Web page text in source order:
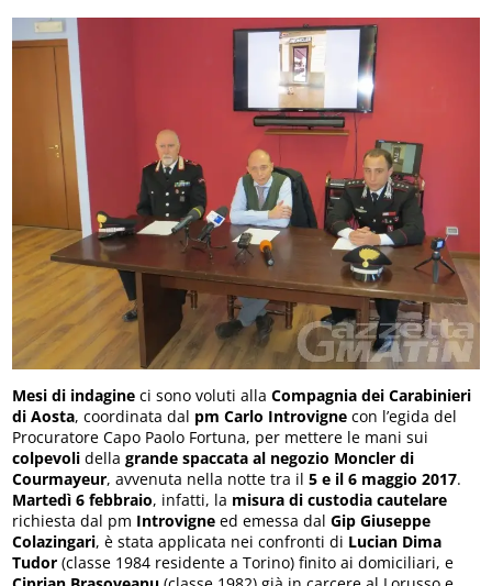
Mesi di indagine ci sono voluti allaCompagnia dei Carabinieri
di Aosta, coordinata dal pm Carlo Introvigne con l’egida del
Procuratore Capo Paolo Fortuna, per mettere le mani sui
colpevoli dellagrande spaccata al negozio Moncler di
Courmayeur, avvenuta nella notte tra il5 e il 6 maggio 2017.
Martedì 6 febbraio, infatti, la misura di custodia cautelare
richiesta dal pm Introvigne ed emessa dalGip Giuseppe
Colazingari, è stata applicata nei confronti di Lucian Dima
Tudor (classe 1984 residente a Torino) finito ai domiciliari, e